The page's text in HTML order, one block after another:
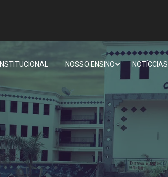
INSTITUCIONAL NOSSO ENSINO NOTÍCCIAS